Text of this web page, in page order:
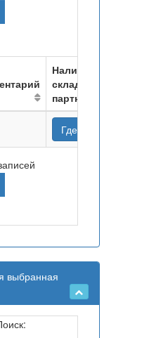
Наличие на
складах
партнеров
Где купить
выбранная